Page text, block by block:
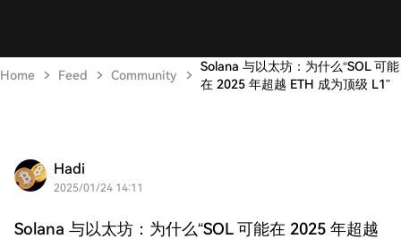
Home Feed Community
Solana 与以太坊：为什么“SOL 可能
在 2025 年超越 ETH 成为顶级 L1”
Hadi
2025/01/24 14:11
Solana 与以太坊：为什么“SOL 可能在 2025 年超越